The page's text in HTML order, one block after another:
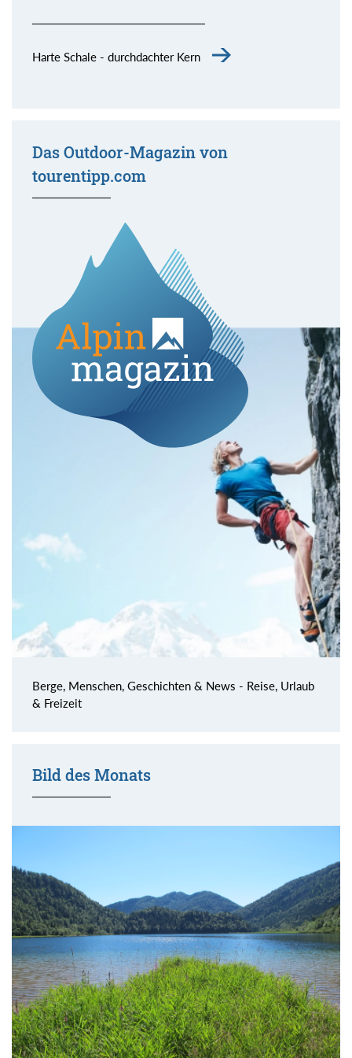
Harte Schale - durchdachter Kern
Das Outdoor-Magazin von
tourentipp.com
Berge, Menschen, Geschichten & News - Reise, Urlaub
& Freizeit
Bild des Monats